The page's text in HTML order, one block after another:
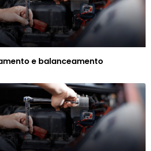
e balanceamento